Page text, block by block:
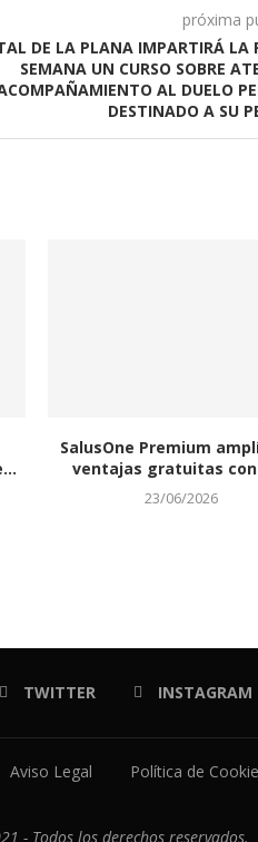
próxima
DE LA PLANA IMPARTIRÁ LA
SEMANA UN CURSO SOBRE
AL DUELO
DESTINADO A SU
SalusOne Premium
ventajas gratuitas con
23/06/2026
TWITTER INSTAGRAM
Aviso Legal Política de
- Todos los derechos reservados.